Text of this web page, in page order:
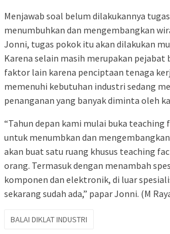
Menjawab soal belum dilakukannya
menumbuhkan dan mengembangkan
Jonni, tugas pokok itu akan dilakukan
Karena selain masih merupakan pejabat
faktor lain karena penciptaan tenaga
memenuhi kebutuhan industri sedang
penanganan yang banyak diminta oleh
“Tahun depan kami mulai buka teaching
untuk menumbkan dan
akan buat satu ruang khusus teaching
orang. Termasuk dengan menambah
komponen dan elektronik, di luar
sekarang sudah ada,” papar Jonni. (M
BALAI DIKLAT INDUSTRI